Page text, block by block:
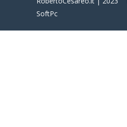
SoftPc